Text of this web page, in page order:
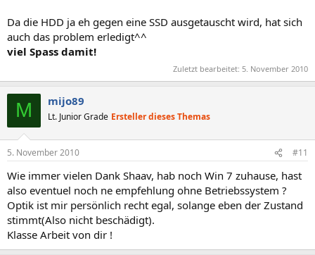
Da die HDD ja eh gegen eine SSD ausgetauscht wird, hat sich
auch das problem erledigt^^
viel Spass damit!
Zuletzt bearbeitet: 5. November 2010
M mijo89
Lt. Junior Grade Ersteller dieses Themas
5. November 2010 #11
Wie immer vielen Dank Shaav, hab noch Win 7 zuhause, hast
also eventuel noch ne empfehlung ohne Betriebssystem ?
Optik ist mir persönlich recht egal, solange eben der Zustand
stimmt(Also nicht beschädigt).
Klasse Arbeit von dir !